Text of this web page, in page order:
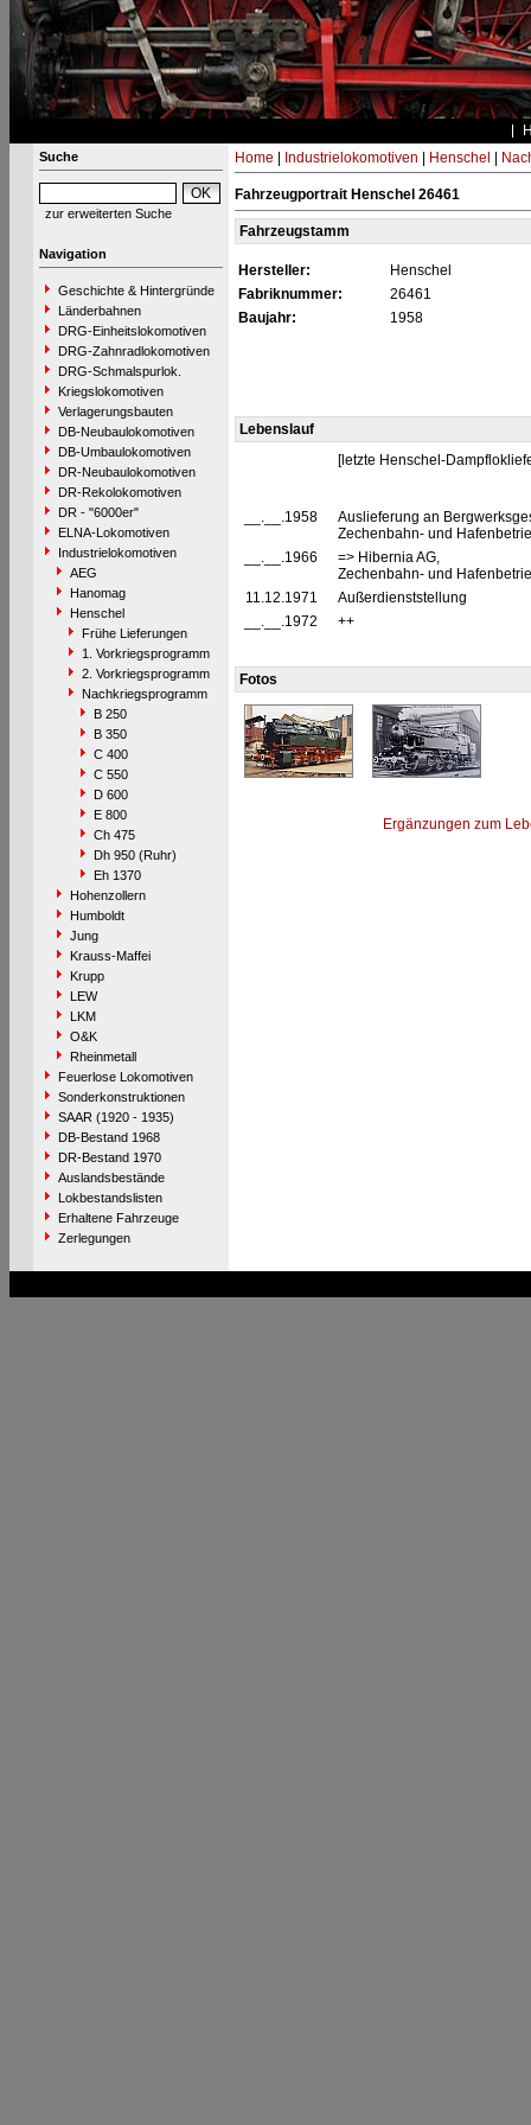
Suche
zur erweiterten Suche
Navigation
Geschichte & Hintergründe
Länderbahnen
DRG-Einheitslokomotiven
DRG-Zahnradlokomotiven
DRG-Schmalspurlok.
Kriegslokomotiven
Verlagerungsbauten
DB-Neubaulokomotiven
DB-Umbaulokomotiven
DR-Neubaulokomotiven
DR-Rekolokomotiven
DR - "6000er"
ELNA-Lokomotiven
Industrielokomotiven
AEG
Hanomag
Henschel
Frühe Lieferungen
1. Vorkriegsprogramm
2. Vorkriegsprogramm
Nachkriegsprogramm
B 250
B 350
C 400
C 550
D 600
E 800
Ch 475
Dh 950 (Ruhr)
Eh 1370
Hohenzollern
Humboldt
Jung
Krauss-Maffei
Krupp
LEW
LKM
O&K
Rheinmetall
Feuerlose Lokomotiven
Sonderkonstruktionen
SAAR (1920 - 1935)
DB-Bestand 1968
DR-Bestand 1970
Auslandsbestände
Lokbestandslisten
Erhaltene Fahrzeuge
Zerlegungen
Home Industrielokomotiven Henschel
Fahrzeugportrait Henschel 26461
Fahrzeugstamm
Hersteller:
Henschel
Fabriknummer:
26461
Baujahr:
1958
Lebenslauf
[letzte Henschel-
__.__.1958
Auslieferung an
Zechenbahn- und
__.__.1966
=> Hibernia AG,
Zechenbahn- und
11.12.1971
Außerdienststellung
__.__.1972
++
Fotos
Ergänzungen zum